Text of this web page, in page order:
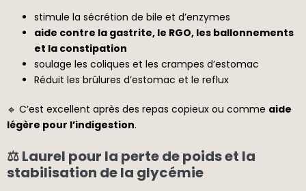
stimule la sécrétion de bile et d’enzymes
aide contre la gastrite, le RGO, les ballonnements
et la constipation
soulage les coliques et les crampes d’estomac
Réduit les brûlures d’estomac et le reflux
🔹 C’est excellent après des repas copieux ou comme aide
légère pour l’indigestion.
⚖️ Laurel pour la perte de poids et la
stabilisation de la glycémie